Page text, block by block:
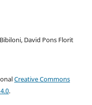
David Pons Florit
Creative Commons
.